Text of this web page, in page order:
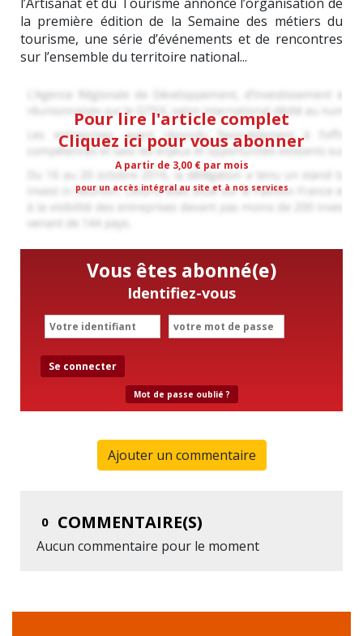
la première édition de la Semaine des métiers du
tourisme, une série d’événements et de rencontres
sur l’ensemble du territoire national...
Pour lire l'article complet
Cliquez ici pour vous abonner
A partir de 3,00 € par mois
pour un accès intégral au site et à nos services
Vous êtes abonné(e)
Identifiez-vous
Se connecter
Mot de passe oublié ?
Ajouter un commentaire
0 COMMENTAIRE(S)
Aucun commentaire pour le moment